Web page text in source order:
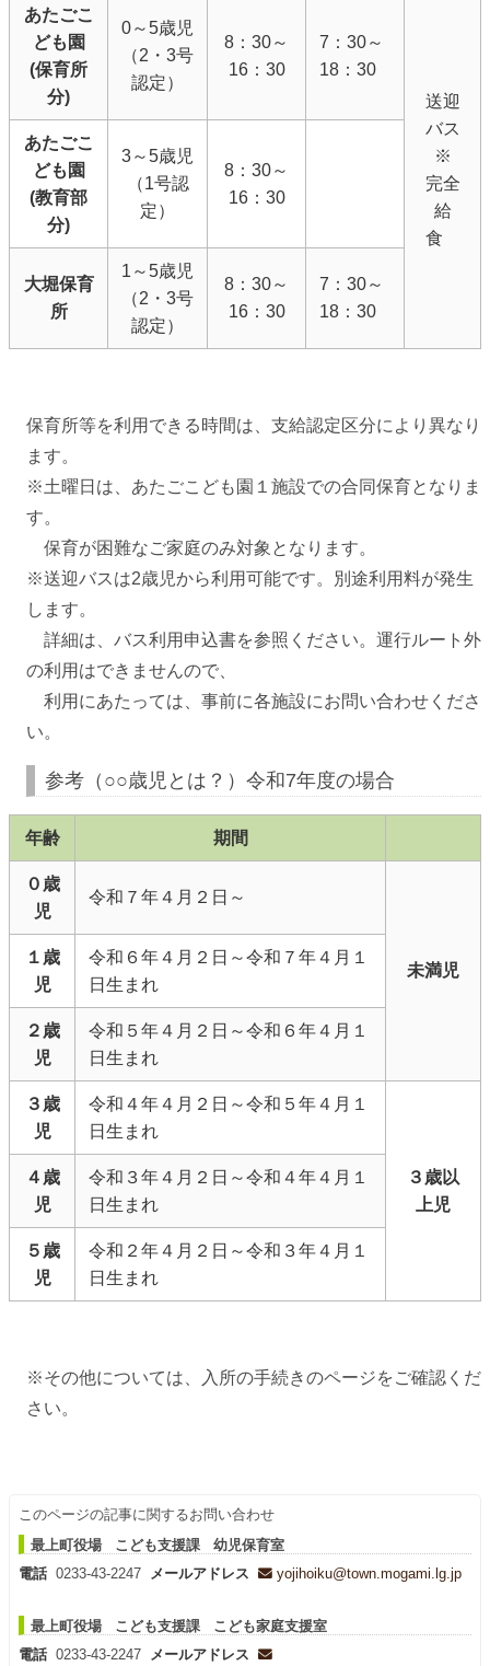
あたごこ
ども園
(保育所
分)
0～5歳児
（2・3号
認定）
8：30～
16：30
7：30～
18：30
送迎
バス
※
完全
給
食
あたごこ
ども園
(教育部
分)
3～5歳児
（1号認
定）
8：30～
16：30
大堀保育
所
1～5歳児
（2・3号
認定）
8：30～
16：30
7：30～
18：30
保育所等を利用できる時間は、支給認定区分により異なり
ます。
※土曜日は、あたごこども園１施設での合同保育となりま
す。
保育が困難なご家庭のみ対象となります。
※送迎バスは2歳児から利用可能です。別途利用料が発生
します。
詳細は、バス利用申込書を参照ください。運行ルート外
の利用はできませんので、
利用にあたっては、事前に各施設にお問い合わせくださ
い。
参考（○○歳児とは？）令和7年度の場合
年齢 期間
０歳
児
令和７年４月２日～
未満児
１歳
児
令和６年４月２日～令和７年４月１
日生まれ
２歳
児
令和５年４月２日～令和６年４月１
日生まれ
３歳
児
令和４年４月２日～令和５年４月１
日生まれ
３歳以
上児
４歳
児
令和３年４月２日～令和４年４月１
日生まれ
５歳
児
令和２年４月２日～令和３年４月１
日生まれ
※その他については、入所の手続きのページをご確認くだ
さい。
このページの記事に関するお問い合わせ
最上町役場 こども支援課 幼児保育室
電話 0233-43-2247 メールアドレス yojihoiku@town.mogami.lg.jp
最上町役場 こども支援課 こども家庭支援室
電話 0233-43-2247 メールアドレス